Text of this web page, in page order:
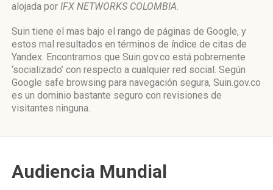
alojada por IFX NETWORKS COLOMBIA.
Suin tiene el mas bajo el rango de páginas de Google, y
estos mal resultados en términos de índice de citas de
Yandex. Encontramos que Suin.gov.co está pobremente
‘socializado’ con respecto a cualquier red social. Según
Google safe browsing para navegación segura, Suin.gov.co
es un dominio bastante seguro con revisiones de
visitantes ninguna.
Audiencia Mundial